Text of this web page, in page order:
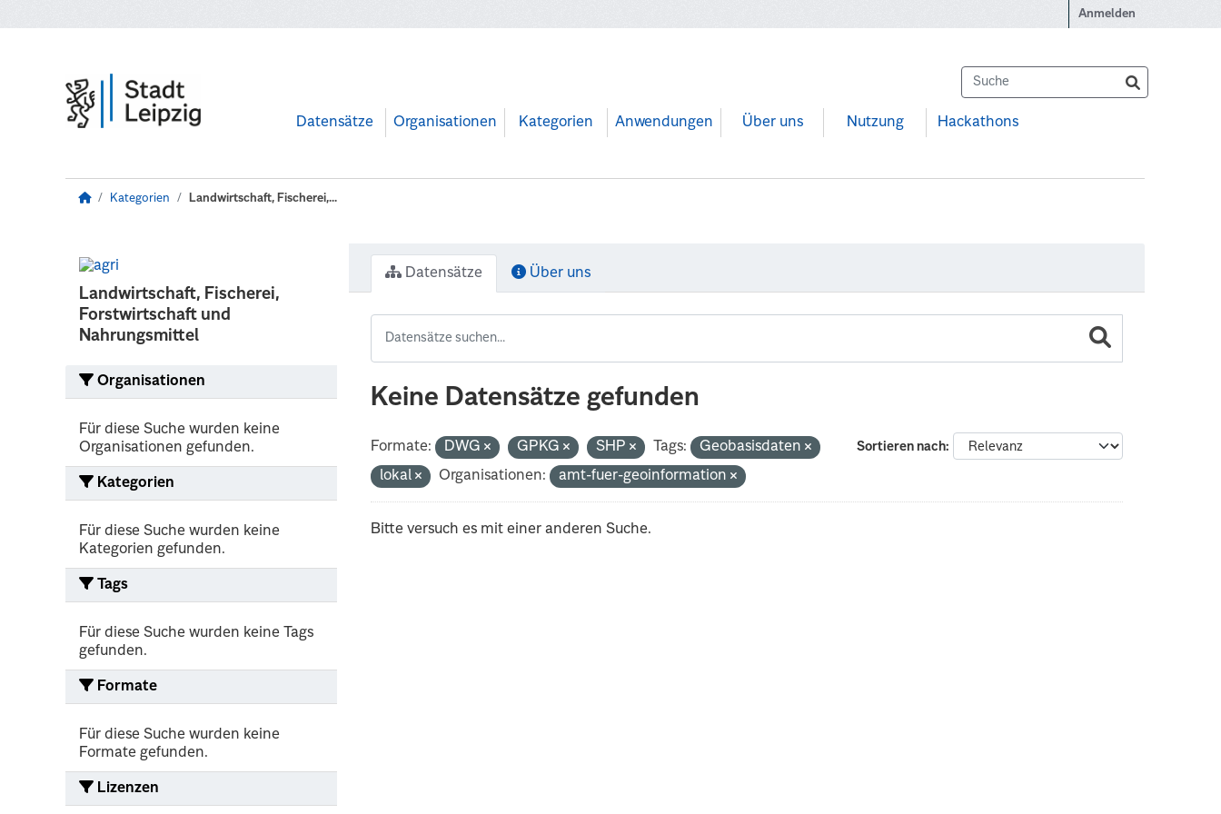
Anmelden
Datensätze Organisationen Kategorien Anwendungen Über uns Nutzung Hackathons
Kategorien Landwirtschaft, Fischerei,...
Landwirtschaft, Fischerei,
Forstwirtschaft und
Nahrungsmittel
Organisationen
Für diese Suche wurden keine
Organisationen gefunden.
Kategorien
Für diese Suche wurden keine
Kategorien gefunden.
Tags
Für diese Suche wurden keine Tags
gefunden.
Formate
Für diese Suche wurden keine
Formate gefunden.
Lizenzen
Datensätze Über uns
Keine Datensätze gefunden
Sortieren nach
Formate: DWG GPKG SHP Tags:
Geobasisdaten
lokal
Organisationen: amt-fuer-geoinformation
Bitte versuch es mit einer anderen Suche.